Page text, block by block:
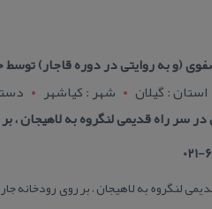
(و به روایتی در دوره قاجار)
استان : گيلان شهر : کياشهر
سر راه قدیمی لنگروه به لاهیجان ،
لنگروه به لاهیجان ، بر روی رودخانه